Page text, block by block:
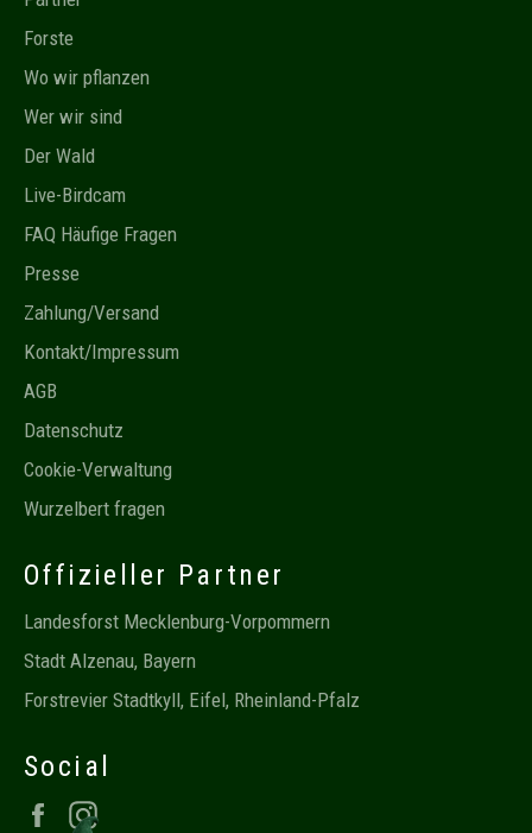
Forste
Wo wir pflanzen
Wer wir sind
Der Wald
Live-Birdcam
FAQ Häufige Fragen
Presse
Zahlung/Versand
Kontakt/Impressum
AGB
Datenschutz
Cookie-Verwaltung
Wurzelbert fragen
Offizieller Partner
Landesforst Mecklenburg-Vorpommern
Stadt Alzenau, Bayern
Forstrevier Stadtkyll, Eifel, Rheinland-Pfalz
Social
Facebook